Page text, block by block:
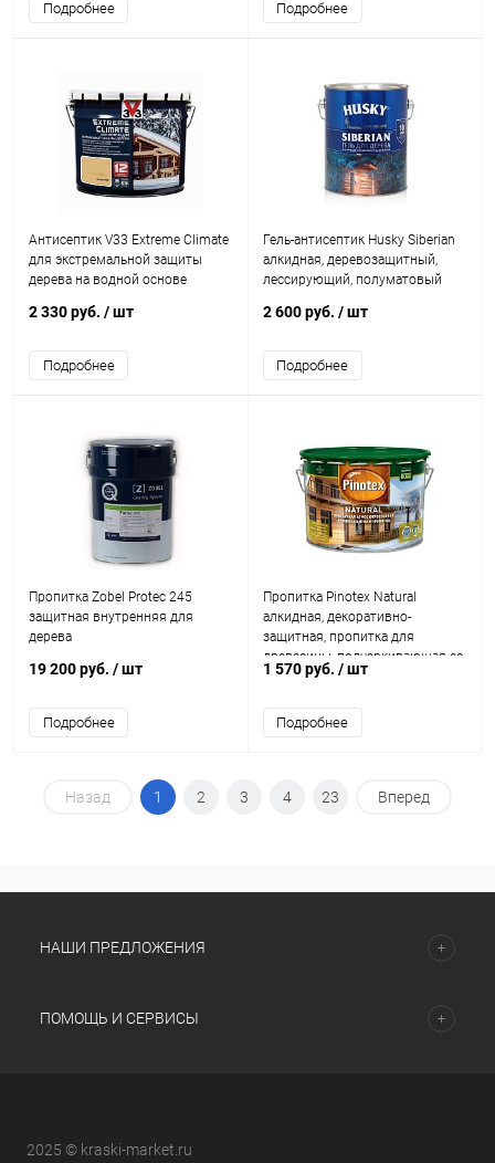
Подробнее Подробнее
Антисептик V33 Extreme Climate
для экстремальной защиты
дерева на водной основе
2 330 руб. / шт
Подробнее
Гель-антисептик Husky Siberian
алкидная, деревозащитный,
лессирующий, полуматовый
2 600 руб. / шт
Подробнее
Пропитка Zobel Protec 245
защитная внутренняя для
дерева
19 200 руб. / шт
Подробнее
Пропитка Pinotex Natural
алкидная, декоративно-
защитная, пропитка для
древесины, подчеркивающая ее
натуральный оттенок
1 570 руб. / шт
Подробнее
Назад 1 2 3 4 23 Вперед
НАШИ ПРЕДЛОЖЕНИЯ
ПОМОЩЬ И СЕРВИСЫ
2025 © kraski-market.ru